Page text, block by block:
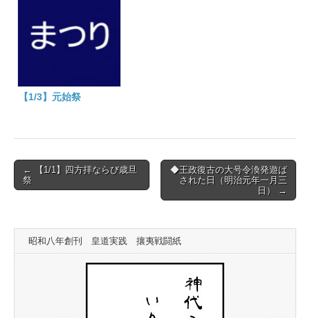
【1/3】元始祭
Post
navigation
← 【1/1】四方拝ならび歳旦
祭
◆王政復古の大号令渙発遊ば
された日（明治元年一月三
日） →
昭和八年創刊 皇道実践 攘夷戦闘紙